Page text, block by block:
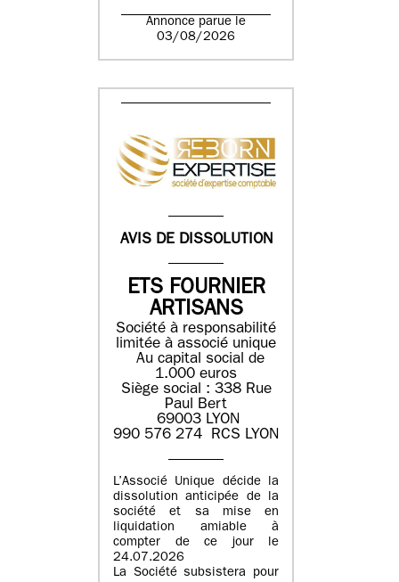
Annonce parue le
03/08/2026
AVIS DE DISSOLUTION
ETS FOURNIER
ARTISANS
Société à responsabilité
limitée à associé unique
Au capital social de
1.000 euros
Siège social : 338 Rue
Paul Bert
69003 LYON
990 576 274 RCS LYON
L’Associé Unique décide la
dissolution anticipée de la
société et sa mise en
liquidation amiable à
compter de ce jour le
24.07.2026
La Société subsistera pour